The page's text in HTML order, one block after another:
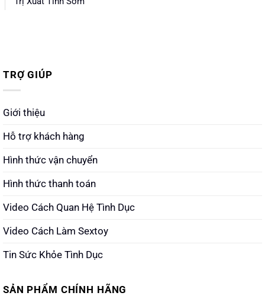
TRỢ GIÚP
Giới thiệu
Hỗ trợ khách hàng
Hình thức vận chuyển
Hình thức thanh toán
Video Cách Quan Hệ Tình Dục
Video Cách Làm Sextoy
Tin Sức Khỏe Tình Dục
SẢN PHẨM CHÍNH HÃNG